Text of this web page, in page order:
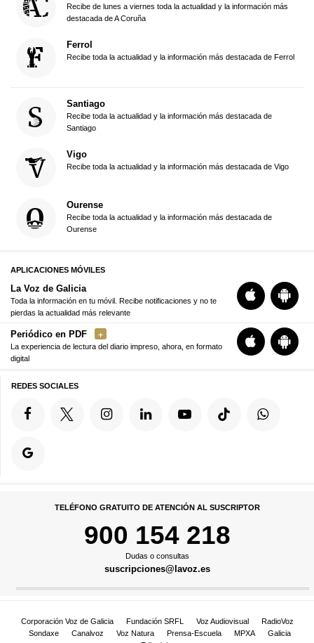
Recibe de lunes a viernes toda la actualidad y la información más
destacada de A Coruña
Ferrol
Recibe toda la actualidad y la información más destacada de Ferrol
Santiago
Recibe toda la actualidad y la información más destacada de
Santiago
Vigo
Recibe toda la actualidad y la información más destacada de Vigo
Ourense
Recibe toda la actualidad y la información más destacada de
Ourense
APLICACIONES MÓVILES
La Voz de Galicia
Toda la información en tu móvil. Recibe notificaciones y no te
pierdas la actualidad más relevante
Periódico en PDF
La experiencia de lectura del diario impreso, ahora, en formato
digital
REDES SOCIALES
TELÉFONO GRATUITO DE ATENCIÓN AL SUSCRIPTOR
900 154 218
Dudas o consultas
suscripciones@lavoz.es
Corporación Voz de Galicia Fundación SRFL Voz Audiovisual
RadioVoz
Sondaxe
Canalvoz Voz Natura Prensa-Escuela MPXA
Galicia